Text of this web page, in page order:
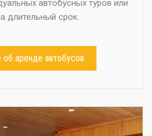
автобусных туров или
длительный срок.
аренде автобусов